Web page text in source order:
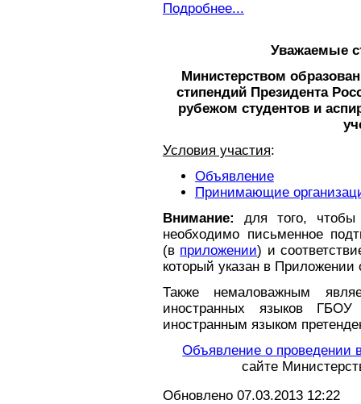
Подробнее...
Уважаемые
Министерством
стипендий Президента
рубежом студентов и
Условия участия:
Объявление
Принимающие
Внимание: для того, чтобы
необходимо письменное
(в приложении) и
который указан в
Также немаловажным
иностранных языков
иностранным языком
Объявление о проведении
сайте
Обновлено 07.03.2013 12:22